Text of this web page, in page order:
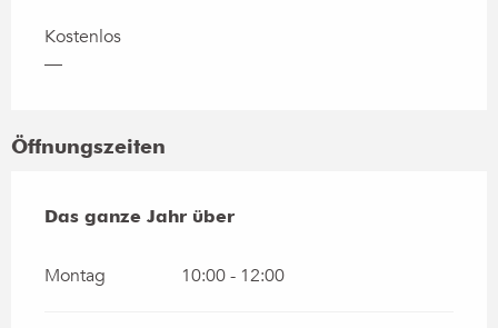
Kostenlos
—
Öffnungszeiten
Das ganze Jahr über
Das ganze Jahr über
Montag 10:00 - 12:00